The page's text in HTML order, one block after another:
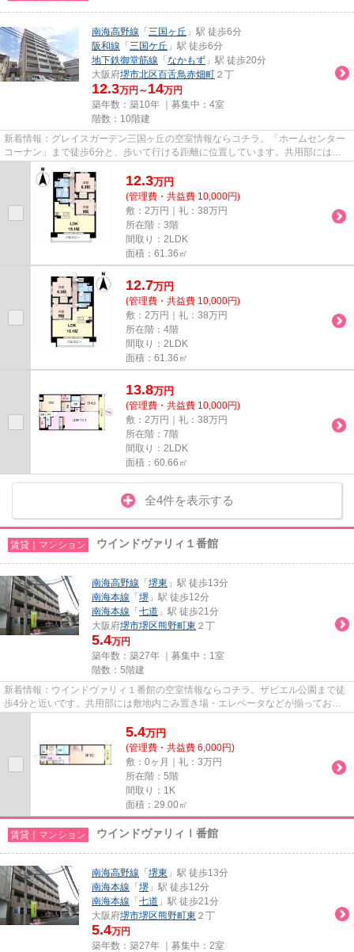
南海高野線 「 三国ヶ丘 」駅 徒歩6分
阪和線 「 三国ケ丘 」駅 徒歩6分
地下鉄御堂筋線 「 なかもず 」駅 徒歩20分
大阪府堺市北区百舌鳥赤畑町 ２丁
12.3万円～ 14万円
築年数：築10年 ｜募集中： 4室
階数：10階建
新着情報：グレイスガーデン三国ヶ丘の空室情報ならコチラ。「ホームセンター
コーナン」まで徒歩6分と、歩いて行ける距離に位置しています。共用部にはエ
レベータ・敷地内ごみ置き場な...
12.3万円
(管理費・共益費 10,000円)
敷：2万円｜礼：38万円
所在階：3階
間取り：2LDK
面積：61.36㎡
12.7万円
(管理費・共益費 10,000円)
敷：2万円｜礼：38万円
所在階：4階
間取り：2LDK
面積：61.36㎡
13.8万円
(管理費・共益費 10,000円)
敷：2万円｜礼：38万円
所在階：7階
間取り：2LDK
面積：60.66㎡
全4件を表示する
賃貸｜マンション ウインドヴァリィ１番館
南海高野線 「 堺東 」駅 徒歩13分
南海本線 「 堺 」駅 徒歩12分
南海本線 「 七道 」駅 徒歩21分
大阪府堺市堺区熊野町東 ２丁
5.4万円
築年数：築27年 ｜募集中： 1室
階数：5階建
新着情報：ウインドヴァリィ１番館の空室情報ならコチラ。ザビエル公園まで徒
歩4分と近いです。共用部には敷地内ごみ置き場・エレベータなどが揃っており
5.4万円
(管理費・共益費 6,000円)
敷：0ヶ月｜礼：3万円
所在階：5階
間取り：1K
面積：29.00㎡
賃貸｜マンション ウインドヴァリィⅠ番館
南海高野線 「 堺東 」駅 徒歩13分
南海本線 「 堺 」駅 徒歩12分
南海本線 「 七道 」駅 徒歩21分
大阪府堺市堺区熊野町東 ２丁
5.4万円
築年数：築27年 ｜募集中： 2室